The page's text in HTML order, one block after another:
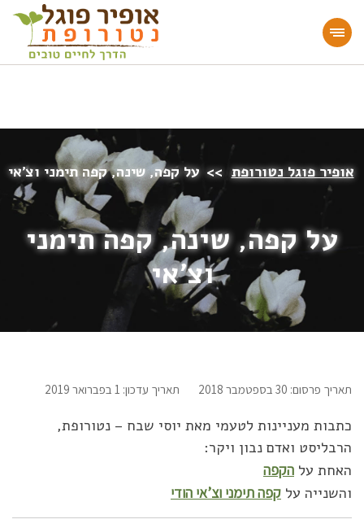
מעוניינים להעמיק או להתחיל דרך חיים בריאה?
הצטרפו לאתר!
אופיר פוגל נטורופת >> על קפה, שינה, קפה תימני וצ’אי
על קפה, שינה, קפה תימני
וצ’אי
תאריך פרסום: 30 בספטמבר 2018 תאריך עדכון: 1 בפברואר 2019
כתבות מעניינות לטעמי מאת יוסי שבח – נטורופת,
הרבליסט ואדם נבון ויקר:
האחת על הקפה
והשנייה על קפה תימני וצ’אי הודי